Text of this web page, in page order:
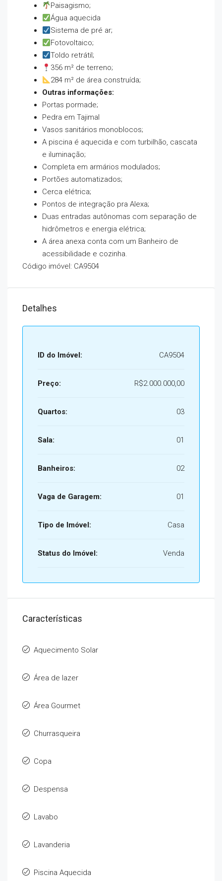
Paisagismo;
Água aquecida
Sistema de pré ar;
Fotovoltaico;
Toldo retrátil;
356 m² de terreno;
284 m² de área construída;
Outras informações:
Portas pormade;
Pedra em Tajimal
Vasos sanitários monoblocos;
A piscina é aquecida e com turbilhão, cascata
e iluminação;
Completa em armários modulados;
Portões automatizados;
Cerca elétrica;
Pontos de integração pra Alexa;
Duas entradas autônomas com separação de
hidrômetros e energia elétrica;
A área anexa conta com um Banheiro de
acessibilidade e cozinha.
Código imóvel: CA9504
Detalhes
ID do Imóvel: CA9504
Preço: R$2.000.000,00
Quartos: 03
Sala: 01
Banheiros: 02
Vaga de Garagem: 01
Tipo de Imóvel: Casa
Status do Imóvel: Venda
Características
Aquecimento Solar
Área de lazer
Área Gourmet
Churrasqueira
Copa
Despensa
Lavabo
Lavanderia
Piscina Aquecida